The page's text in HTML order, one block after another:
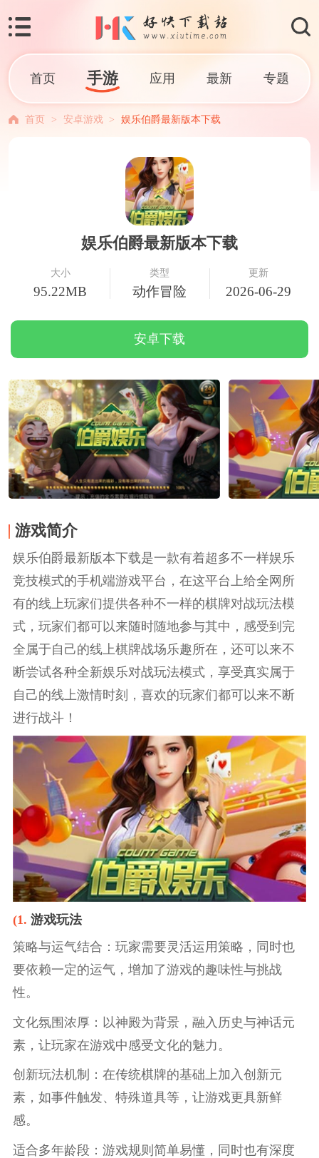
首页 手游 应用 最新 专题
首页 > 安卓游戏 > 娱乐伯爵最新版本下载
娱乐伯爵最新版本下载
大小
95.22MB
类型
动作冒险
更新
2026-06-29
安卓下载
游戏简介
娱乐伯爵最新版本下载是一款有着超多不一样娱乐
竞技模式的手机端游戏平台，在这平台上给全网所
有的线上玩家们提供各种不一样的棋牌对战玩法模
式，玩家们都可以来随时随地参与其中，感受到完
全属于自己的线上棋牌战场乐趣所在，还可以来不
断尝试各种全新娱乐对战玩法模式，享受真实属于
自己的线上激情时刻，喜欢的玩家们都可以来不断
进行战斗！
(1. 游戏玩法
策略与运气结合：玩家需要灵活运用策略，同时也
要依赖一定的运气，增加了游戏的趣味性与挑战
性。
文化氛围浓厚：以神殿为背景，融入历史与神话元
素，让玩家在游戏中感受文化的魅力。
创新玩法机制：在传统棋牌的基础上加入创新元
素，如事件触发、特殊道具等，让游戏更具新鲜
感。
适合多年龄段：游戏规则简单易懂，同时也有深度